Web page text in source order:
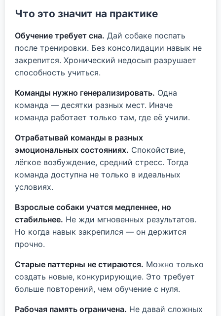
Что это значит на практике
Обучение требует сна. Дай собаке поспать
после тренировки. Без консолидации навык не
закрепится. Хронический недосып разрушает
способность учиться.
Команды нужно генерализировать. Одна
команда — десятки разных мест. Иначе
команда работает только там, где её учили.
Отрабатывай команды в разных
эмоциональных состояниях. Спокойствие,
лёгкое возбуждение, средний стресс. Тогда
команда доступна не только в идеальных
условиях.
Взрослые собаки учатся медленнее, но
стабильнее. Не жди мгновенных результатов.
Но когда навык закрепился — он держится
прочно.
Старые паттерны не стираются. Можно только
создать новые, конкурирующие. Это требует
больше повторений, чем обучение с нуля.
Рабочая память ограничена. Не давай сложных